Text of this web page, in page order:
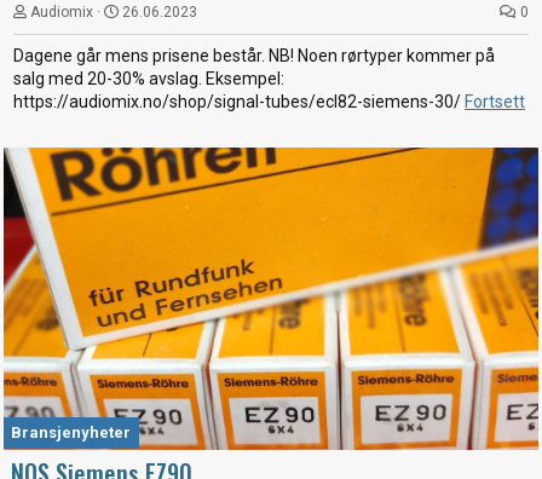
Audiomix 26.06.2023 0
Dagene går mens prisene består. NB! Noen rørtyper kommer på
salg med 20-30% avslag. Eksempel:
https://audiomix.no/shop/signal-tubes/ecl82-siemens-30/ Fortsett
Bransjenyheter